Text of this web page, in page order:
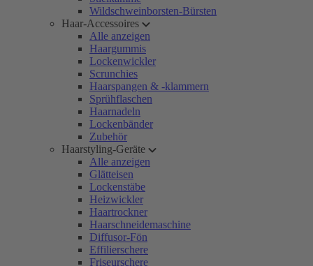
Wildschweinborsten-Bürsten
Haar-Accessoires
Alle anzeigen
Haargummis
Lockenwickler
Scrunchies
Haarspangen & -klammern
Sprühflaschen
Haarnadeln
Lockenbänder
Zubehör
Haarstyling-Geräte
Alle anzeigen
Glätteisen
Lockenstäbe
Heizwickler
Haartrockner
Haarschneidemaschine
Diffusor-Fön
Effilierschere
Friseurschere